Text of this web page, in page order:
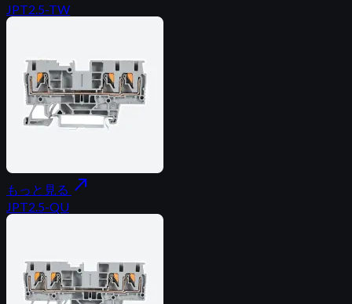
JPT2.5-TW
もっと見る north_east
JPT2.5-QU